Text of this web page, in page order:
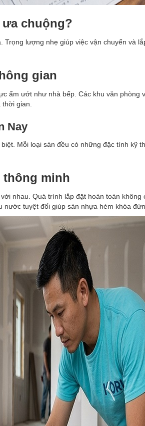
chuộng?
lượng nhẹ giúp việc vận chuyển và
gian
ẩm ướt như nhà bếp. Các khu văn
gian.
Nay
Mỗi loại sàn đều có những đặc tính kỹ
thông minh
nhau. Quá trình lắp đặt hoàn toàn
tuyệt đối giúp sàn nhựa hèm khóa